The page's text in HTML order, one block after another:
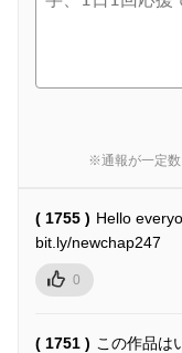
※通報が一定数
( 1755 ) Hello
bit.ly/newchap247
0
( 1751 ) この作品は